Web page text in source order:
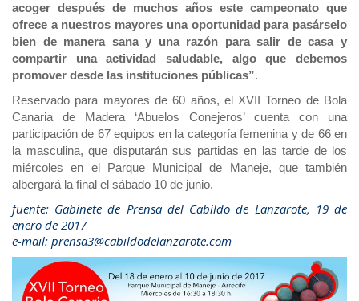
acoger después de muchos años este campeonato que
ofrece a nuestros mayores una oportunidad para pasárselo
bien de manera sana y una razón para salir de casa y
compartir una actividad saludable, algo que debemos
promover desde las instituciones públicas”.
Reservado para mayores de 60 años, el XVII Torneo de Bola
Canaria de Madera ‘Abuelos Conejeros’ cuenta con una
participación de 67 equipos en la categoría femenina y de 66 en
la masculina, que disputarán sus partidas en las tarde de los
miércoles en el Parque Municipal de Maneje, que también
albergará la final el sábado 10 de junio.
fuente: Gabinete de Prensa del Cabildo de Lanzarote, 19 de
enero de 2017
e-mail: prensa3@cabildodelanzarote.com